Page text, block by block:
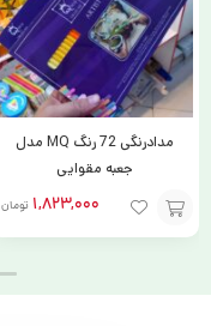
مدادرنگی 72 رنگ MQ مدل
جعبه مقوایی
1,823,000 تومان
افزودن